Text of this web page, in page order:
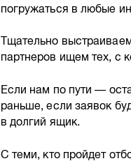
погружаться в любые
Тщательно
партнеров ищем тех, с
Если нам по пути —
раньше, если заявок
в долгий ящик.
С теми, кто пройдет